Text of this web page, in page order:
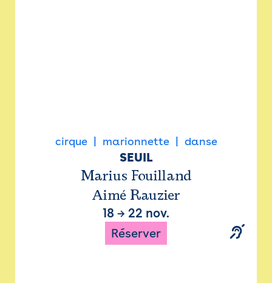
cirque marionnette danse
SEUIL
Marius Fouilland
Aimé Rauzier
18 → 22 nov.
Réserver